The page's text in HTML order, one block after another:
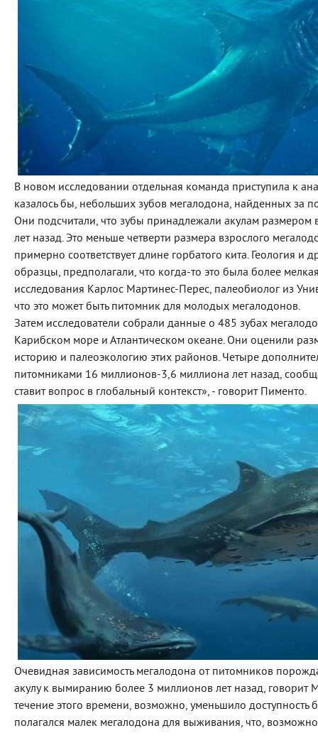
В новом исследовании отдельная команда приступила к
казалось бы, небольших зубов мегалодона, найденных за
Они подсчитали, что зубы принадлежали акулам
лет назад. Это меньше четверти размера взрослого
примерно соответствует длине горбатого кита. Геология
образцы, предполагали, что когда-то это была более
исследования Карлос Мартинес-Перес, палеобиолог из
что это может быть питомник для молодых мегалодонов.
Затем исследователи собрали данные о 485 зубах
Карибском море и Атлантическом океане. Они оценили
историю и палеоэкологию этих районов. Четыре
питомниками 16 миллионов-3,6 миллиона лет назад,
ставит вопрос в глобальный контекст», - говорит Пименто.
Очевидная зависимость мегалодона от питомников
акулу к вымиранию более 3 миллионов лет назад,
течение этого времени, возможно, уменьшило
полагался малек мегалодона для выживания, что,